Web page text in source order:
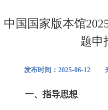
中国国家版本馆
题申
发布时间： 2025-06-12
一、指导思想